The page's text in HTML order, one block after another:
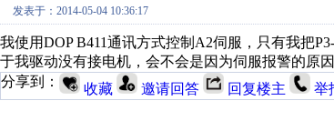
发表于：2014-05-04 10:36:17
我使用DOP B411通讯方式控制A2伺服，只有我把
于我驱动没有接电机，会不会是因为伺服报警的原
分享到：
收藏 邀请回答 回复楼主 举